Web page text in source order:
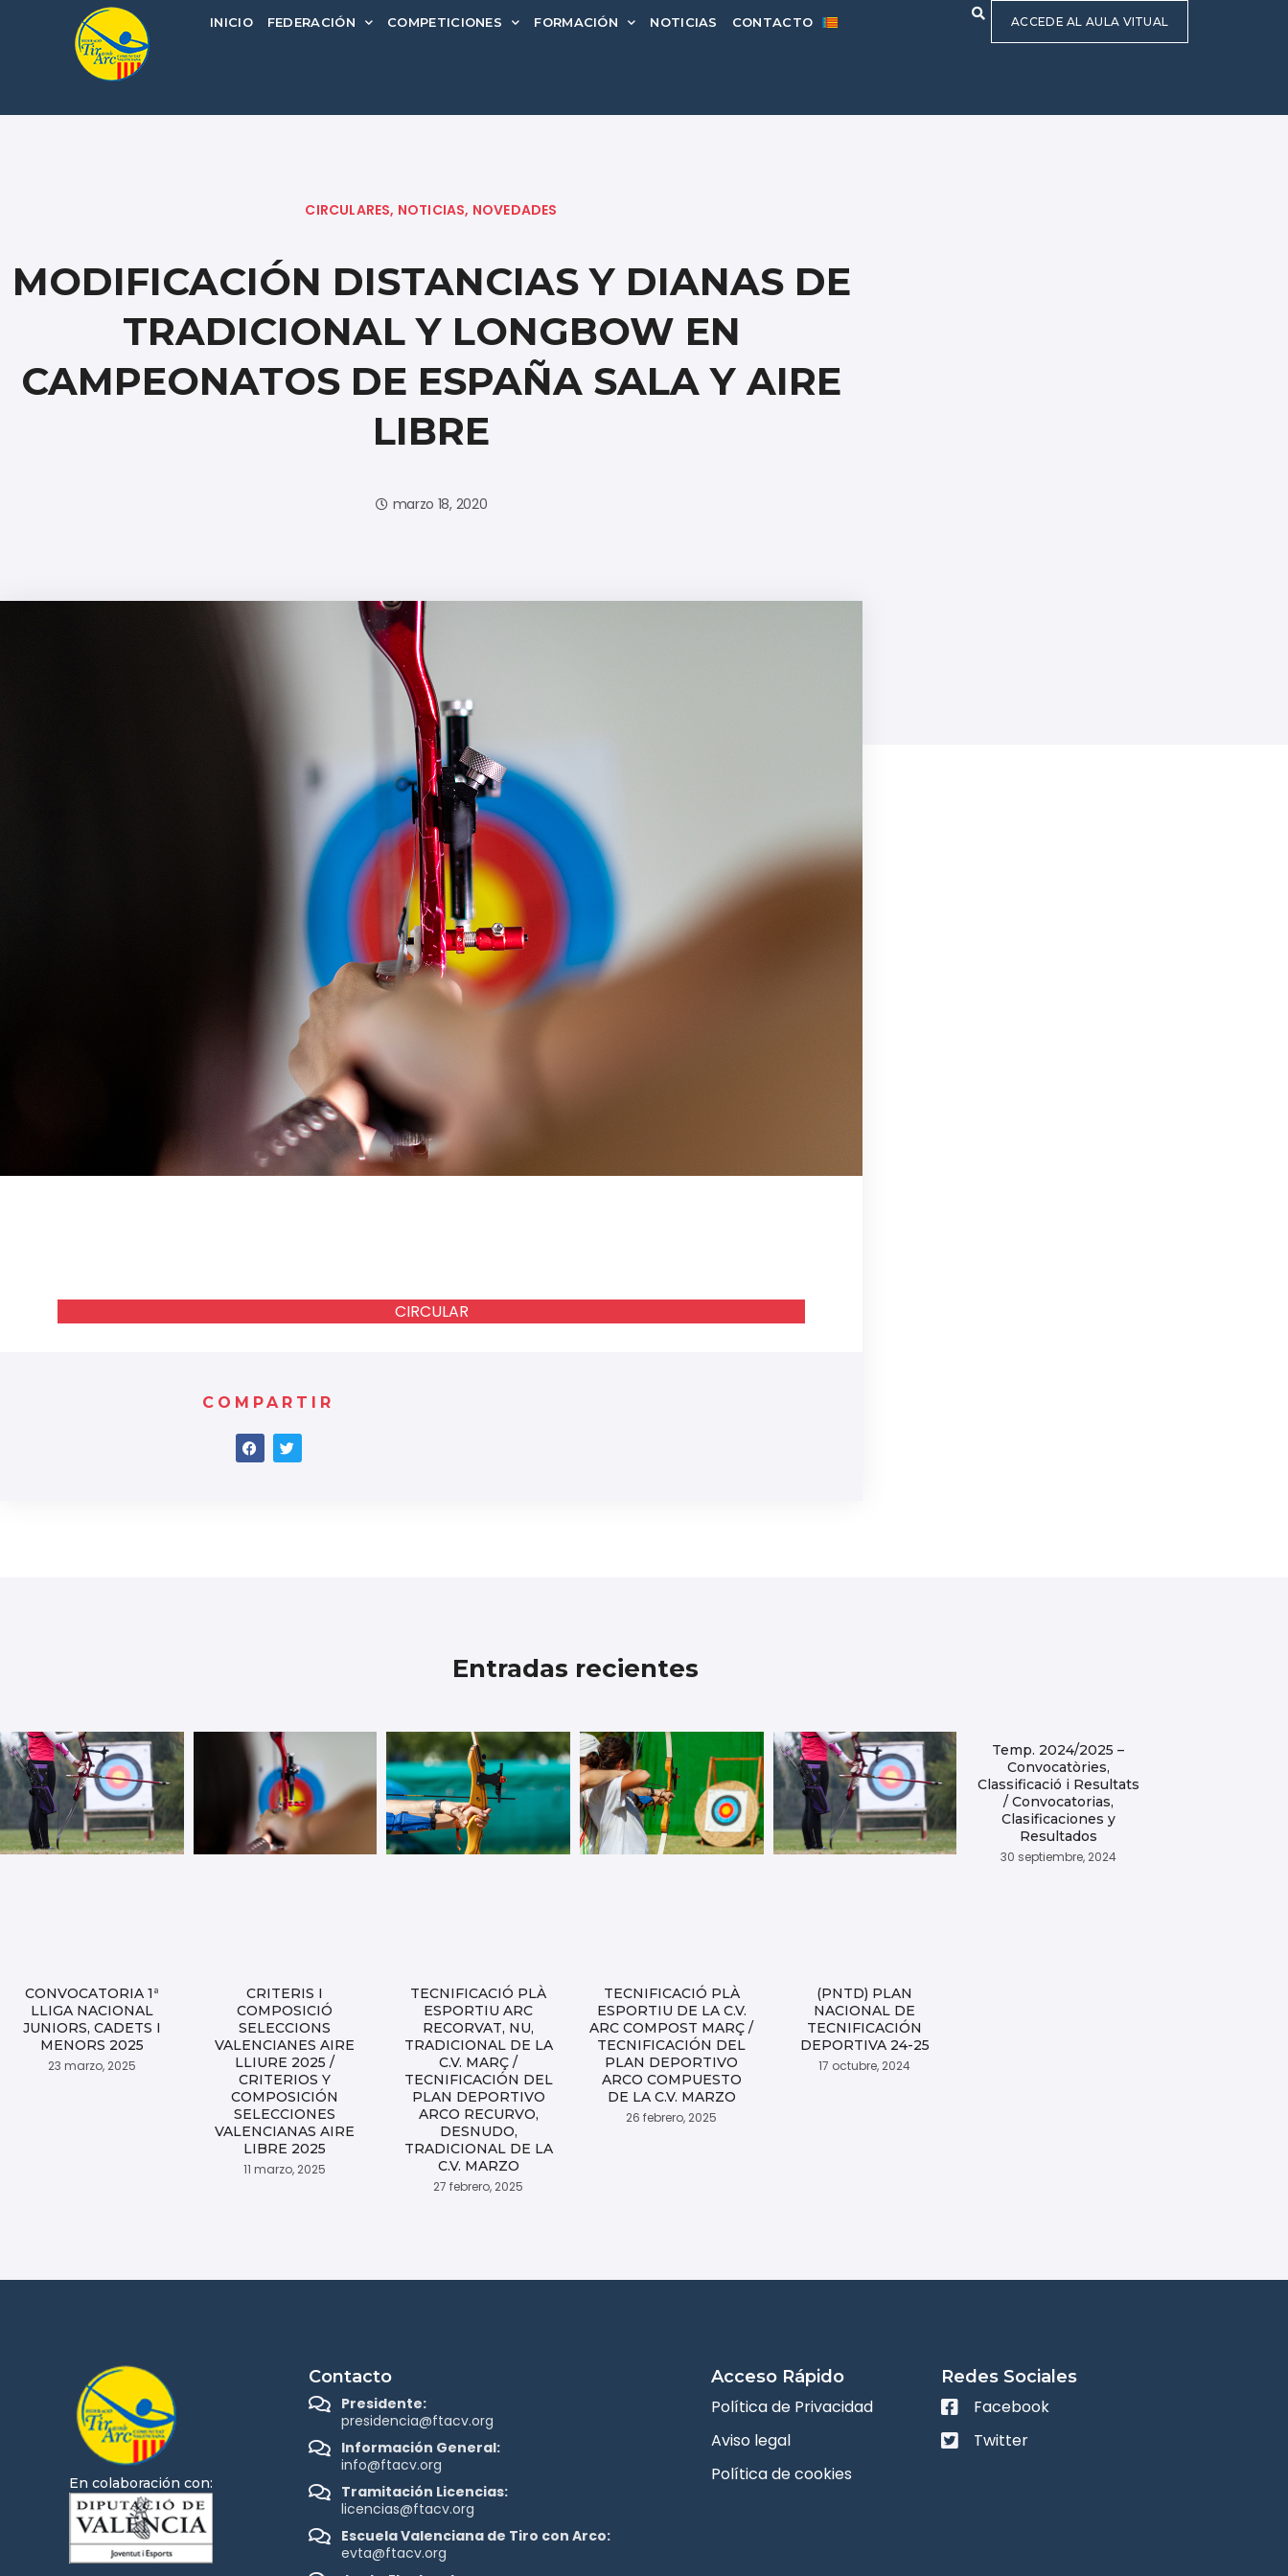
INICIO FEDERACIÓN COMPETICIONES FORMACIÓN NOTICIAS CONTACTO ACCEDE AL AULA VITUAL
CIRCULARES, NOTICIAS, NOVEDADES
MODIFICACIÓN DISTANCIAS Y DIANAS DE
TRADICIONAL Y LONGBOW EN
CAMPEONATOS DE ESPAÑA SALA Y AIRE
LIBRE
marzo 18, 2020
CIRCULAR
COMPARTIR
Entradas recientes
CONVOCATORIA 1ª
LLIGA NACIONAL
JUNIORS, CADETS I
MENORS 2025
23 marzo, 2025
CRITERIS I
COMPOSICIÓ
SELECCIONS
VALENCIANES AIRE
LLIURE 2025 /
CRITERIOS Y
COMPOSICIÓN
SELECCIONES
VALENCIANAS AIRE
LIBRE 2025
11 marzo, 2025
TECNIFICACIÓ PLÀ
ESPORTIU ARC
RECORVAT, NU,
TRADICIONAL DE LA
C.V. MARÇ /
TECNIFICACIÓN DEL
PLAN DEPORTIVO
ARCO RECURVO,
DESNUDO,
TRADICIONAL DE LA
C.V. MARZO
27 febrero, 2025
TECNIFICACIÓ PLÀ
ESPORTIU DE LA C.V.
ARC COMPOST MARÇ /
TECNIFICACIÓN DEL
PLAN DEPORTIVO
ARCO COMPUESTO
DE LA C.V. MARZO
26 febrero, 2025
(PNTD) PLAN
NACIONAL DE
TECNIFICACIÓN
DEPORTIVA 24-25
17 octubre, 2024
Temp. 2024/2025 –
Convocatòries,
Classificació i Resultats
/ Convocatorias,
Clasificaciones y
Resultados
30 septiembre, 2024
En colaboración con:
Contacto
Presidente:
presidencia@ftacv.org
Información General:
info@ftacv.org
Tramitación Licencias:
licencias@ftacv.org
Escuela Valenciana de Tiro con Arco:
evta@ftacv.org
Acceso Rápido
Política de Privacidad
Aviso legal
Política de cookies
Redes Sociales
Facebook
Twitter